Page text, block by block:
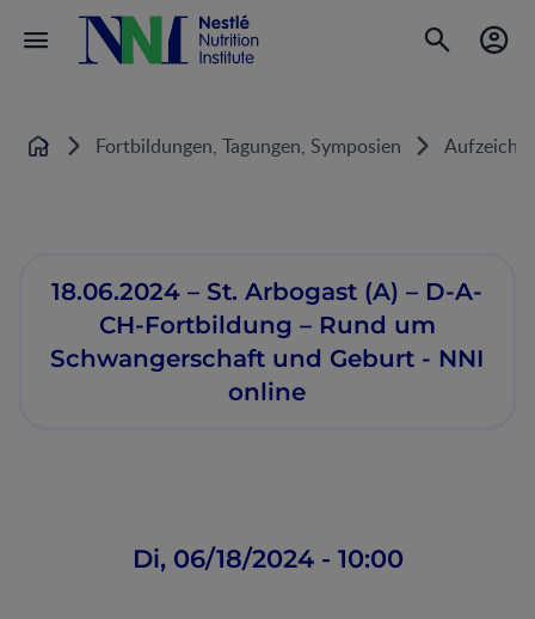
Home Fortbildungen, Tagungen, Symposien
18.06.2024 – St. Arbogast (A) – D-A-
CH-Fortbildung – Rund um
Schwangerschaft und Geburt - NNI
online
Di, 06/18/2024 - 10:00